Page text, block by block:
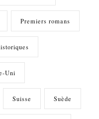
Premiers romans
Uni
Suisse Suède